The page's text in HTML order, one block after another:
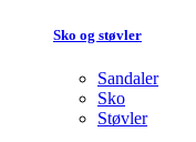
Sko og støvler
Sandaler
Sko
Støvler